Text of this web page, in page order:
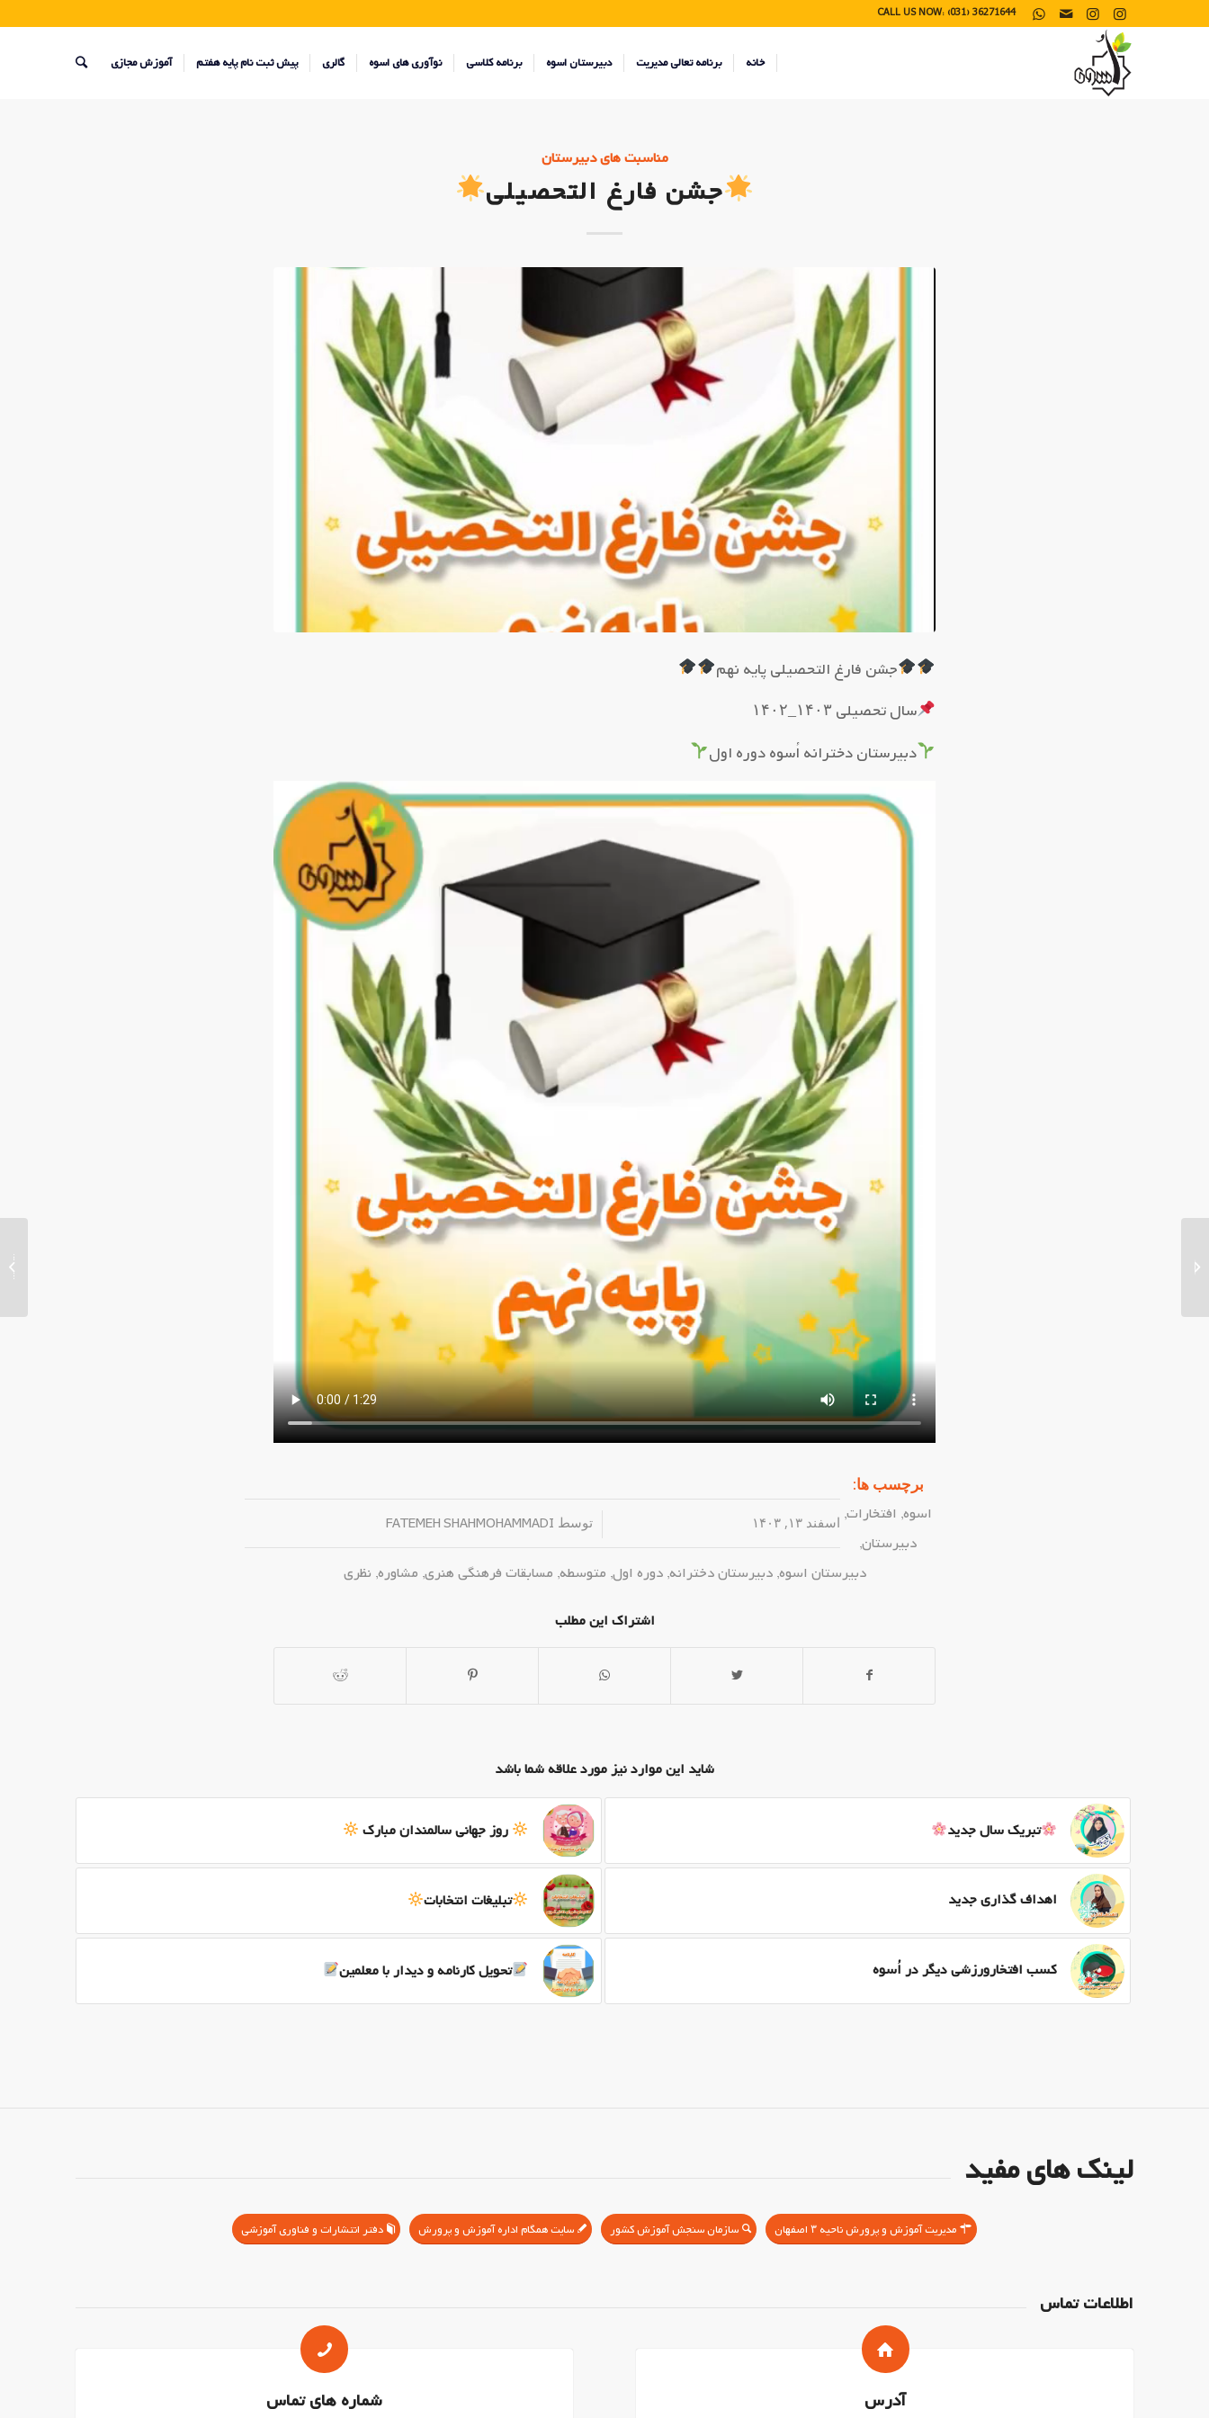
CALL US NOW: (031) 36271644
خانه برنامه تعالی مدیریت دبیرستان اسوه برنامه کلاسی نوآوری های اسوه گالری پیش ثبت نام پایه هفتم آموزش مجازی
مناسبت های دبیرستان
جشن فارغ التحصیلی
جشن فارغ التحصیلی پایه نهم
سال تحصیلی ۱۴۰۳_۱۴۰۲
دبیرستان دخترانه اُسوه دوره اول
اسفند ۱۳, ۱۴۰۳ توسط FATEMEH SHAHMOHAMMADI
برچسب ها:
اسوه, افتخارات,
دبیرستان,
دبیرستان اسوه,دبیرستان دخترانه,دوره اول, متوسطه, مسابقات فرهنگی هنری, مشاوره, نظری
اشتراک این مطلب
شاید این موارد نیز مورد علاقه شما باشد
روز جهانی سالمندان مبارک تبریک سال جدید
تبلیغات انتخابات اهداف گذاری جدید
تحویل کارنامه و دیدار با معلمین کسب افتخارورزشی دیگر در اُسوه
لینک های مفید
مدیریت آموزش و پرورش ناحیه ۳ اصفهان سازمان سنجش آموزش کشور سایت همگام اداره آموزش و پرورش دفتر انتشارات و فناوری آموزشی
اطلاعات تماس
آدرس شماره های تماس
زندگی